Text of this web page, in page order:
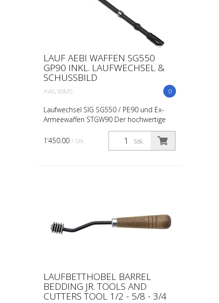
LAUF AEBI WAFFEN SG550
GP90 INKL. LAUFWECHSEL &
SCHUSSBILD
0
AWL90MS
Laufwechsel SIG SG550 / PE90 und Ex-
Armeewaffen STGW90 Der hochwertige
SG550 Lauf von Aebi Waffen kombiniert
erstklassige geschmiedete Rohlinge eines
renommierten Herstel...
Stk.
1’450.00 / Stk.
LAUFBETTHOBEL BARREL
BEDDING JR. TOOLS AND
CUTTERS TOOL 1/2 - 5/8 - 3/4